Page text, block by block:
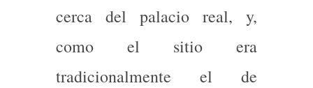
cerca del palacio real, y,
como el sitio era
tradicionalmente el de